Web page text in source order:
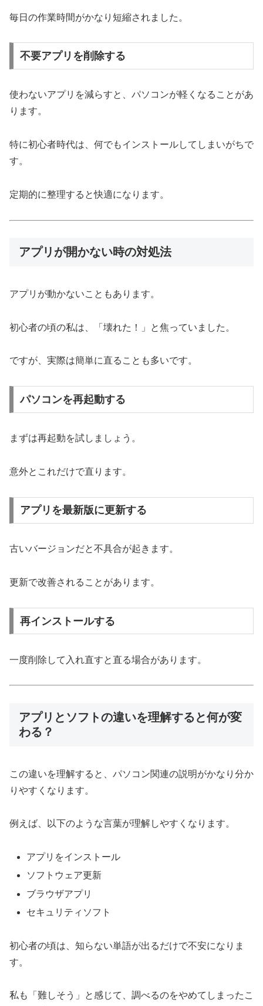
毎日の作業時間がかなり短縮されました。
不要アプリを削除する
使わないアプリを減らすと、パソコンが軽くなることがあ
ります。
特に初心者時代は、何でもインストールしてしまいがちで
す。
定期的に整理すると快適になります。
アプリが開かない時の対処法
アプリが動かないこともあります。
初心者の頃の私は、「壊れた！」と焦っていました。
ですが、実際は簡単に直ることも多いです。
パソコンを再起動する
まずは再起動を試しましょう。
意外とこれだけで直ります。
アプリを最新版に更新する
古いバージョンだと不具合が起きます。
更新で改善されることがあります。
再インストールする
一度削除して入れ直すと直る場合があります。
アプリとソフトの違いを理解すると何が変
わる？
この違いを理解すると、パソコン関連の説明がかなり分か
りやすくなります。
例えば、以下のような言葉が理解しやすくなります。
アプリをインストール
ソフトウェア更新
ブラウザアプリ
セキュリティソフト
初心者の頃は、知らない単語が出るだけで不安になりま
す。
私も「難しそう」と感じて、調べるのをやめてしまったこ